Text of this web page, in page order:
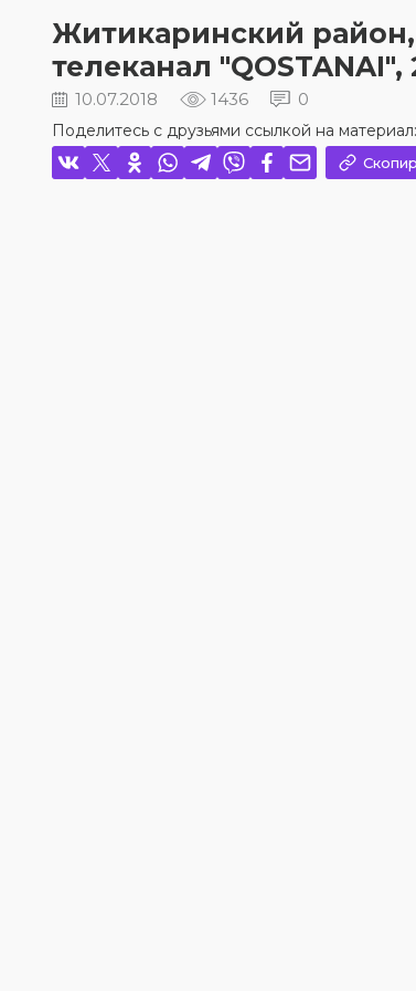
Житикаринский район,
телеканал "QOSTANAI",
10.07.2018 1436 0
Поделитесь с друзьями ссылкой на материал: